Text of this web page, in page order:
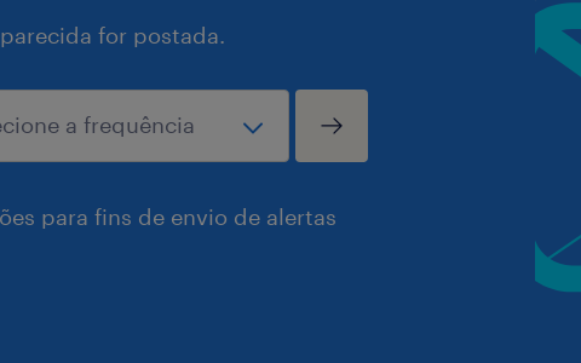
for postada.
para fins de envio de alertas